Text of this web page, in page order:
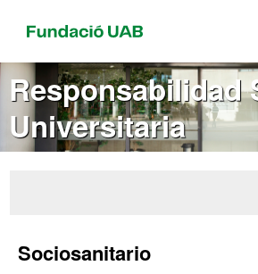
Responsabilidad
Universitaria
Sociosanitario